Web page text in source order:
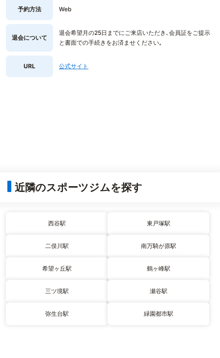
予約方法 Web
退会について
退会希望月の25日までにご来店いただき､会員証をご提示
と書面での手続きをお済ませください｡
URL 公式サイト
近隣のスポーツジムを探す
西谷駅 東戸塚駅
二俣川駅 南万騎が原駅
希望ヶ丘駅 鶴ヶ峰駅
三ツ境駅 瀬谷駅
弥生台駅 緑園都市駅